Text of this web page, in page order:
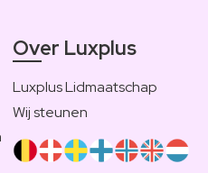
Over Luxplus
Luxplus Lidmaatschap
Wij steunen